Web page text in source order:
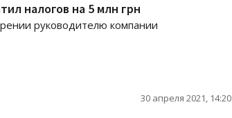
налогов на 5 млн грн
руководителю компании
30 апреля 2021, 14:20